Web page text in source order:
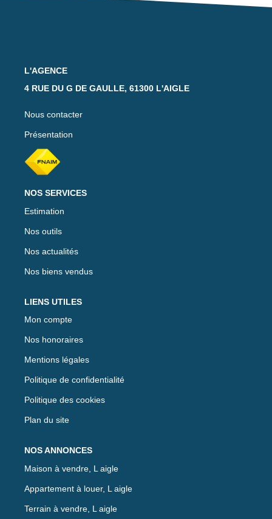
L'AGENCE
4 RUE DU G DE GAULLE, 61300 L'AIGLE
Nous contacter
Présentation
NOS SERVICES
Estimation
Nos outils
Nos actualités
Nos biens vendus
LIENS UTILES
Mon compte
Nos honoraires
Mentions légales
Politique de confidentialité
Politique des cookies
Plan du site
NOS ANNONCES
Maison à vendre, L aigle
Appartement à louer, L aigle
Terrain à vendre, L aigle